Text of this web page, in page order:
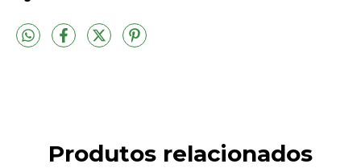
Produtos relacionados